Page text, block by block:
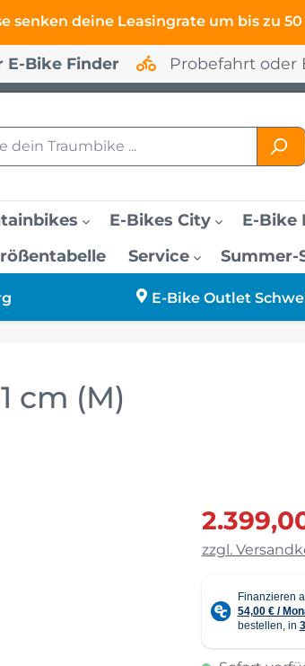
senken deine Leasingrate um bis zu 50
Bike Finder Probefahrt oder
E-Bikes City E-Bike
Service Summer-
E-Bikes bis 2500 Euro
E-Bikes für kleine
E-Bikes Trekking
E-Bikes Hardtail
E-Bikes City Damen
Widerruf
E-Bike Outlet
E-Bike Outlet
cm (M)
zzgl.